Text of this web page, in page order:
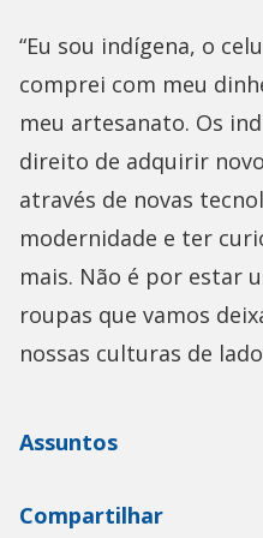
“Eu sou indígena, o
comprei com meu
meu artesanato. Os
direito de adquirir
através de novas
modernidade e ter
mais. Não é por estar
roupas que vamos
nossas culturas de
Assuntos
Compartilhar